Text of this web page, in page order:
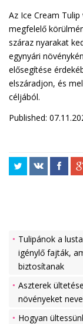
Az Ice Cream
megfelelő
száraz nyarakat
egynyári
elősegítése
elszáradjon, és
céljából.
Published:
Tulipánok a
igénylő fajták,
biztosítanak
Aszterek
növényeket
Hogyan